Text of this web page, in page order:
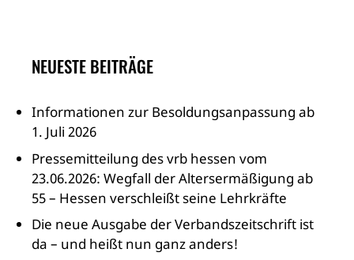
NEUESTE BEITRÄGE
Informationen zur Besoldungsanpassung ab
1. Juli 2026
Pressemitteilung des vrb hessen vom
23.06.2026: Wegfall der Altersermäßigung ab
55 – Hessen verschleißt seine Lehrkräfte
Die neue Ausgabe der Verbandszeitschrift ist
da – und heißt nun ganz anders!